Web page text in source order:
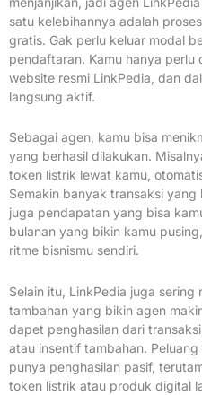
satu kelebihannya adalah
gratis. Gak perlu keluar modal
pendaftaran. Kamu hanya
website resmi LinkPedia, dan
langsung aktif.
Sebagai agen, kamu bisa
yang berhasil dilakukan.
token listrik lewat kamu,
Semakin banyak transaksi
juga pendapatan yang bisa
bulanan yang bikin kamu
ritme bisnismu sendiri.
Selain itu, LinkPedia juga
tambahan yang bikin agen
dapet penghasilan dari
atau insentif tambahan.
punya penghasilan pasif,
token listrik atau produk digital